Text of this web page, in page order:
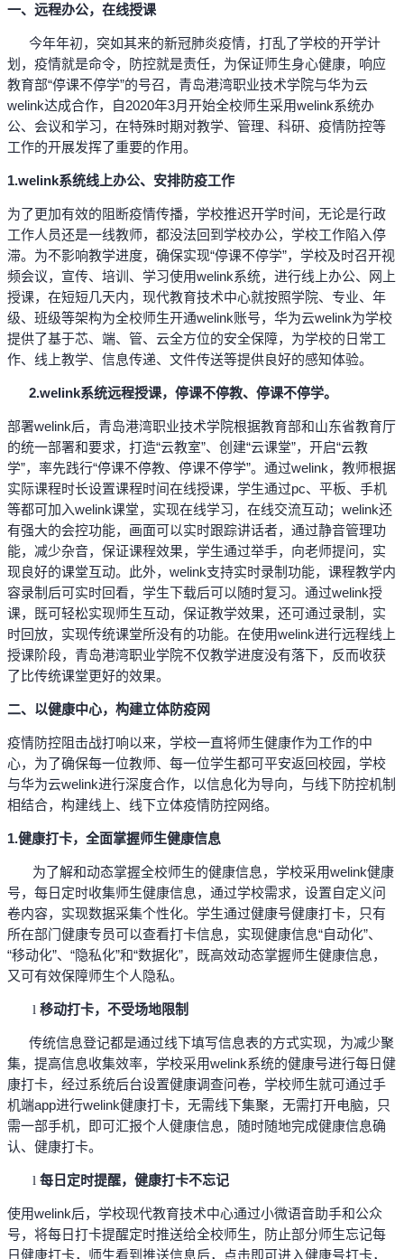
一、远程办公，在线授课
今年年初，突如其来的新冠肺炎疫情，打乱了学校的开学计
划，疫情就是命令，防控就是责任，为保证师生身心健康，响应
教育部“停课不停学”的号召，青岛港湾职业技术学院与华为云
welink达成合作，自2020年3月开始全校师生采用welink系统办
公、会议和学习，在特殊时期对教学、管理、科研、疫情防控等
工作的开展发挥了重要的作用。
1.welink系统线上办公、安排防疫工作
为了更加有效的阻断疫情传播，学校推迟开学时间，无论是行政
工作人员还是一线教师，都没法回到学校办公，学校工作陷入停
滞。为不影响教学进度，确保实现“停课不停学”，学校及时召开视
频会议，宣传、培训、学习使用welink系统，进行线上办公、网上
授课，在短短几天内，现代教育技术中心就按照学院、专业、年
级、班级等架构为全校师生开通welink账号，华为云welink为学校
提供了基于芯、端、管、云全方位的安全保障，为学校的日常工
作、线上教学、信息传递、文件传送等提供良好的感知体验。
2.welink系统远程授课，停课不停教、停课不停学。
部署welink后，青岛港湾职业技术学院根据教育部和山东省教育厅
的统一部署和要求，打造“云教室”、创建“云课堂”，开启“云教
学”，率先践行“停课不停教、停课不停学”。通过welink，教师根据
实际课程时长设置课程时间在线授课，学生通过pc、平板、手机
等都可加入welink课堂，实现在线学习，在线交流互动；welink还
有强大的会控功能，画面可以实时跟踪讲话者，通过静音管理功
能，减少杂音，保证课程效果，学生通过举手，向老师提问，实
现良好的课堂互动。此外，welink支持实时录制功能，课程教学内
容录制后可实时回看，学生下载后可以随时复习。通过welink授
课，既可轻松实现师生互动，保证教学效果，还可通过录制，实
时回放，实现传统课堂所没有的功能。在使用welink进行远程线上
授课阶段，青岛港湾职业学院不仅教学进度没有落下，反而收获
了比传统课堂更好的效果。
二、以健康中心，构建立体防疫网
疫情防控阻击战打响以来，学校一直将师生健康作为工作的中
心，为了确保每一位教师、每一位学生都可平安返回校园，学校
与华为云welink进行深度合作，以信息化为导向，与线下防控机制
相结合，构建线上、线下立体疫情防控网络。
1.健康打卡，全面掌握师生健康信息
为了解和动态掌握全校师生的健康信息，学校采用welink健康
号，每日定时收集师生健康信息，通过学校需求，设置自定义问
卷内容，实现数据采集个性化。学生通过健康号健康打卡，只有
所在部门健康专员可以查看打卡信息，实现健康信息“自动化”、
“移动化”、“隐私化”和“数据化”，既高效动态掌握师生健康信息，
又可有效保障师生个人隐私。
l 移动打卡，不受场地限制
传统信息登记都是通过线下填写信息表的方式实现，为减少聚
集，提高信息收集效率，学校采用welink系统的健康号进行每日健
康打卡，经过系统后台设置健康调查问卷，学校师生就可通过手
机端app进行welink健康打卡，无需线下集聚，无需打开电脑，只
需一部手机，即可汇报个人健康信息，随时随地完成健康信息确
认、健康打卡。
l 每日定时提醒，健康打卡不忘记
使用welink后，学校现代教育技术中心通过小微语音助手和公众
号，将每日打卡提醒定时推送给全校师生，防止部分师生忘记每
日健康打卡，师生看到推送信息后，点击即可进入健康号打卡，